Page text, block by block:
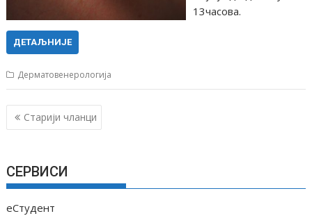
13чaсова.
ДЕТАЉНИЈЕ
Дерматовенерологија
К
р
т
а
њ
Старији чланци
СЕРВИСИ
еСтудент